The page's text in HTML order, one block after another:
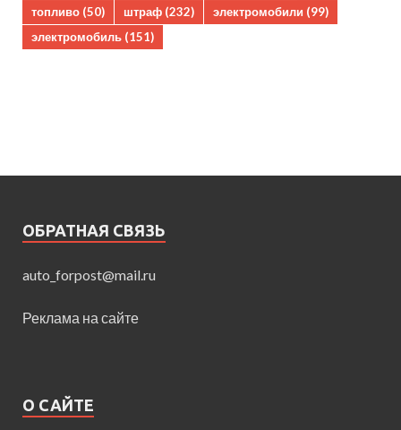
топливо (50) штраф (232) электромобили (99)
электромобиль (151)
ОБРАТНАЯ СВЯЗЬ
auto_forpost@mail.ru
Реклама на сайте
О САЙТЕ